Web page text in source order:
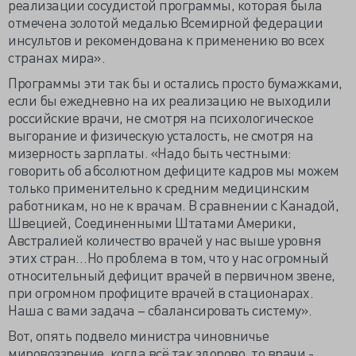
реализации сосудистой программы, которая была
отмечена золотой медалью Всемирной федерации
инсультов и рекомендована к применению во всех
странах мира».
Программы эти так бы и остались просто бумажками,
если бы ежедневно на их реализацию не выходили
российские врачи, не смотря на психологическое
выгорание и физическую усталость, не смотря на
мизерность зарплаты. «Надо быть честными:
говорить об абсолютном дефиците кадров мы можем
только применительно к средним медицинским
работникам, но не к врачам. В сравнении с Канадой,
Швецией, Соединенными Штатами Америки,
Австралией количество врачей у нас выше уровня
этих стран…Но проблема в том, что у нас огромный
относительный дефицит врачей в первичном звене,
при огромном профиците врачей в стационарах.
Наша с вами задача – сбалансировать систему».
Вот, опять подвело министра чиновничье